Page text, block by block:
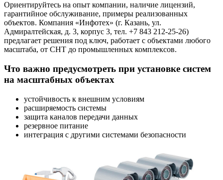
Ориентируйтесь на опыт компании, наличие лицензий,
гарантийное обслуживание, примеры реализованных
объектов. Компания «Инфотех» (г. Казань, ул.
Адмиралтейская, д. 3, корпус 3, тел. +7 843 212-25-26)
предлагает решения под ключ, работает с объектами любого
масштаба, от СНТ до промышленных комплексов.
Что важно предусмотреть при установке систем
на масштабных объектах
устойчивость к внешним условиям
расширяемость системы
защита каналов передачи данных
резервное питание
интеграция с другими системами безопасности